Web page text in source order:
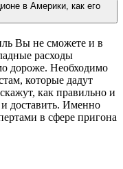
в Америки, как его
Вы не сможете и в
расходы
дороже. Необходимо
которые дадут
как правильно и
доставить. Именно
в сфере пригона